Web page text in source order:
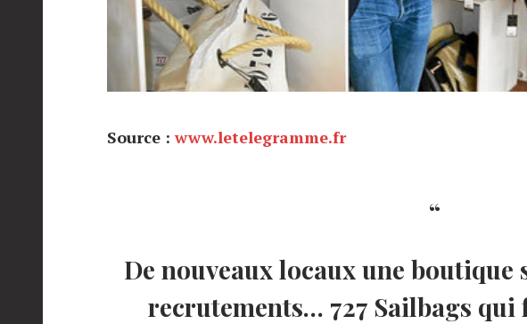
Source :www.letelegramme.fr
De nouveaux locaux une boutique
recrutements… 727 Sailbags qui